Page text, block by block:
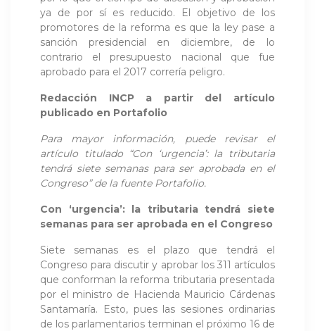
ya de por sí es reducido. El objetivo de los
promotores de la reforma es que la ley pase a
sanción presidencial en diciembre, de lo
contrario el presupuesto nacional que fue
aprobado para el 2017 correría peligro.
Redacción INCP a partir del artículo
publicado en Portafolio
Para mayor información, puede revisar el
artículo titulado “Con ‘urgencia’: la tributaria
tendrá siete semanas para ser aprobada en el
Congreso” de la fuente Portafolio.
Con ‘urgencia’: la tributaria tendrá siete
semanas para ser aprobada en el Congreso
Siete semanas es el plazo que tendrá el
Congreso para discutir y aprobar los 311 artículos
que conforman la reforma tributaria presentada
por el ministro de Hacienda Mauricio Cárdenas
Santamaría. Esto, pues las sesiones ordinarias
de los parlamentarios terminan el próximo 16 de